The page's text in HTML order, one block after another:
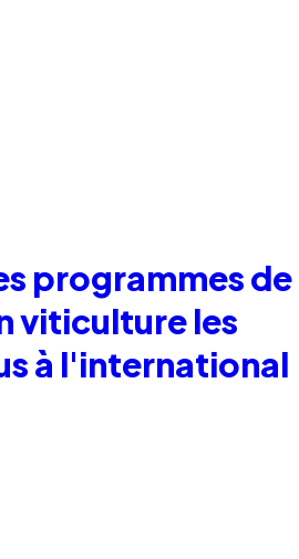
programmes de
viticulture les
à l'international